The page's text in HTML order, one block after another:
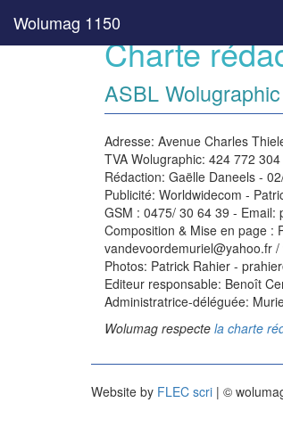
Wolumag 1150
Charte
ASBL Wolugraphic
Adresse: Avenue Charles
TVA Wolugraphic: 424 772 304
Rédaction: Gaëlle Daneels -
Publicité: Worldwidecom -
GSM : 0475/ 30 64 39 - Email:
Composition & Mise en page :
vandevoordemuriel@yahoo.fr
Photos: Patrick Rahier -
Editeur responsable: Benoît
Administratrice-déléguée:
Wolumag respecte la charte
Website by FLEC scri | ©